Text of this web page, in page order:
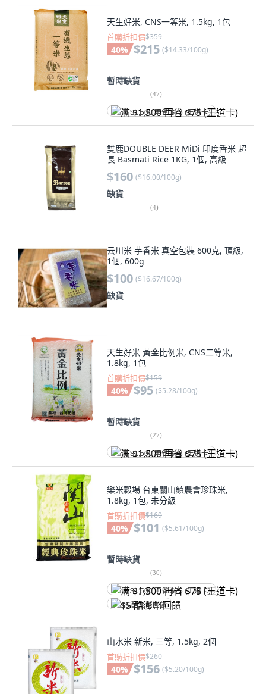
天生好米, CNS一等米, 1.5kg, 1包
首購折扣價$359
40% $215 ($14.33/100g)
暫時缺貨
(47)
满 $1,500 再省 $75 (王道卡)
雙鹿DOUBLE DEER MiDi 印度香米 超
長 Basmati Rice 1KG, 1個, 高級
$160 ($16.00/100g)
缺貨
(4)
云川米 芋香米 真空包裝 600克, 頂級,
1個, 600g
$100 ($16.67/100g)
缺貨
天生好米 黃金比例米, CNS二等米,
1.8kg, 1包
首購折扣價$159
40% $95 ($5.28/100g)
暫時缺貨
(27)
满 $1,500 再省 $75 (王道卡)
樂米穀場 台東關山鎮農會珍珠米,
1.8kg, 1包, 未分級
首購折扣價$169
40% $101 ($5.61/100g)
暫時缺貨
(30)
满 $1,500 再省 $75 (王道卡)
$5 酷澎幣回饋
山水米 新米, 三等, 1.5kg, 2個
首購折扣價$260
40% $156 ($5.20/100g)